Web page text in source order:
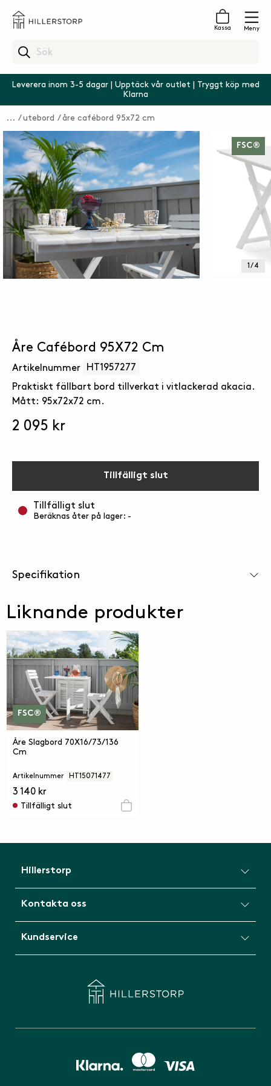
Kassa Meny
Leverera inom 3-5 dagar | Upptäck vår outlet | Tryggt köp med
Klarna
utebord åre cafébord 95x72 cm
1 / 4
FSC®
Åre Cafébord 95X72 Cm
Artikelnummer HT1957277
Praktiskt fällbart bord tillverkat i vitlackerad akacia.
Mått: 95x72x72 cm.
2 095 kr
Tillfälligt slut
Tillfälligt slut
Beräknas åter på lager: -
Specifikation
Liknande produkter
FSC®
Åre Slagbord 70X16/73/136
Cm
Artikelnummer HT15071477
3 140 kr
Tillfälligt slut
Hillerstorp
Kontakta oss
Kundservice